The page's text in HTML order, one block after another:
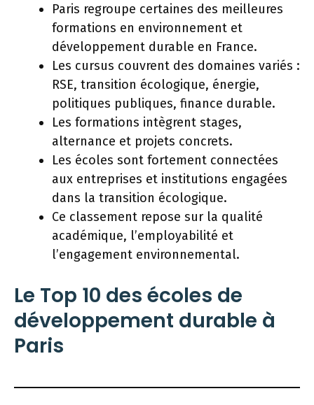
Paris regroupe certaines des meilleures
formations en environnement et
développement durable en France.
Les cursus couvrent des domaines variés :
RSE, transition écologique, énergie,
politiques publiques, finance durable.
Les formations intègrent stages,
alternance et projets concrets.
Les écoles sont fortement connectées
aux entreprises et institutions engagées
dans la transition écologique.
Ce classement repose sur la qualité
académique, l’employabilité et
l’engagement environnemental.
Le Top 10 des écoles de
développement durable à
Paris